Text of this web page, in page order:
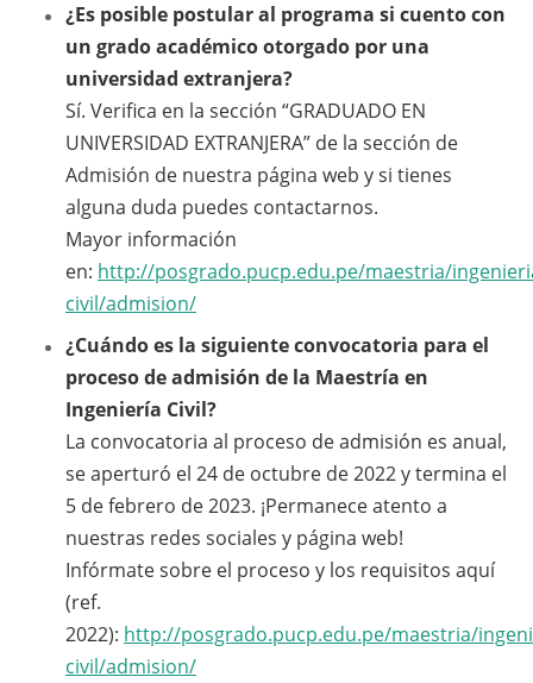
¿Es posible postular al programa si cuento con
un grado académico otorgado por una
universidad extranjera?
Sí. Verifica en la sección “GRADUADO EN
UNIVERSIDAD EXTRANJERA” de la sección de
Admisión de nuestra página web y si tienes
alguna duda puedes contactarnos.
Mayor información
en: http://posgrado.pucp.edu.pe/maestria/
civil/admision/
¿Cuándo es la siguiente convocatoria para el
proceso de admisión de la Maestría en
Ingeniería Civil?
La convocatoria al proceso de admisión es anual,
se aperturó el 24 de octubre de 2022 y termina el
5 de febrero de 2023. ¡Permanece atento a
nuestras redes sociales y página web!
Infórmate sobre el proceso y los requisitos aquí
(ref.
2022): http://posgrado.pucp.edu.pe/maestria/
civil/admision/